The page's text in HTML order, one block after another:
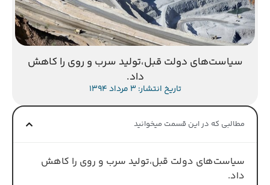
سیاست‌های دولت قبل،تولید سرب و روی را کاهش
داد.
تاریخ انتشار: 3 مرداد 1394
مطالبی که در این قسمت میخوانید
سیاست‌های دولت قبل،تولید سرب و روی را کاهش
داد.